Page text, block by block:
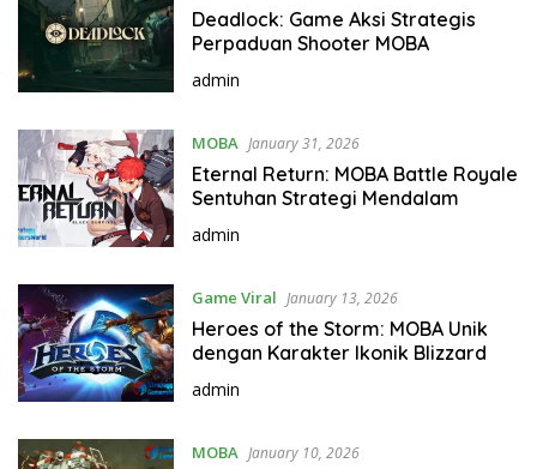
Deadlock: Game Aksi Strategis
Perpaduan Shooter MOBA
admin
MOBA January 31, 2026
Eternal Return: MOBA Battle Royale
Sentuhan Strategi Mendalam
admin
Game Viral January 13, 2026
Heroes of the Storm: MOBA Unik
dengan Karakter Ikonik Blizzard
admin
MOBA January 10, 2026